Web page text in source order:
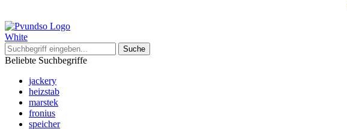
Suche
Beliebte Suchbegriffe
jackery
heizstab
marstek
fronius
speicher